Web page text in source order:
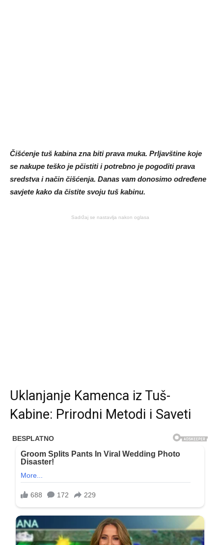
Čišćenje tuš kabina zna biti prava muka. Prljavštine koje
se nakupe teško je pčistiti i potrebno je pogoditi prava
sredstva i način čišćenja. Danas vam donosimo određene
savjete kako da čistite svoju tuš kabinu.
Sadržaj se nastavlja nakon oglasa
Uklanjanje Kamenca iz Tuš-
Kabine: Prirodni Metodi i Saveti